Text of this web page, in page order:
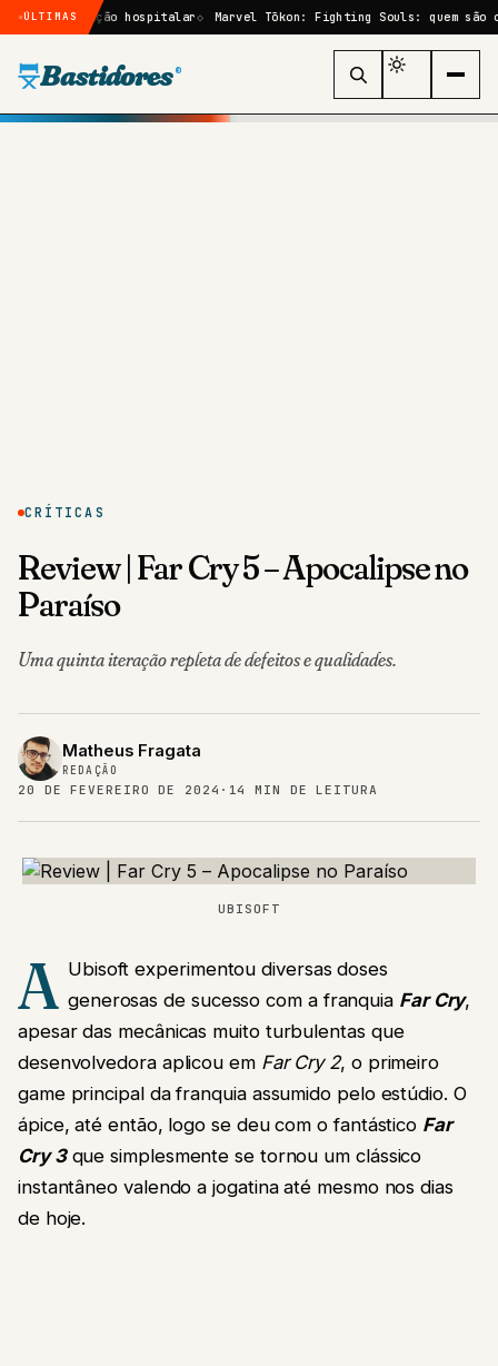
ÚLTIMAS
hospitalar Marvel Tōkon: Fighting Souls: quem são os
Bastidores ®
CRÍTICAS
Review | Far Cry 5 – Apocalipse no
Paraíso
Uma quinta iteração repleta de defeitos e qualidades.
Matheus Fragata
REDAÇÃO
20 DE FEVEREIRO DE 2024 · 14 MIN DE LEITURA
UBISOFT
A Ubisoft experimentou diversas doses
generosas de sucesso com a franquia Far Cry,
apesar das mecânicas muito turbulentas que
desenvolvedora aplicou em Far Cry 2, o primeiro
game principal da franquia assumido pelo estúdio. O
ápice, até então, logo se deu com o fantástico Far
Cry 3que simplesmente se tornou um clássico
instantâneo valendo a jogatina até mesmo nos dias
de hoje.